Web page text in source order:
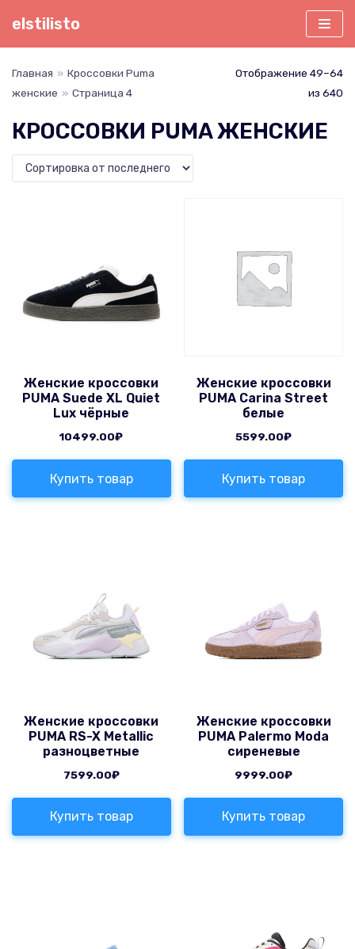
Перейти
elstilisto
Главная » Кроссовки Puma
женские » Страница 4
Отображение 49–64
из 640
КРОССОВКИ PUMA ЖЕНСКИЕ
Женские кроссовки
PUMA Suede XL Quiet
Lux чёрные
10499.00₽
Купить товар
Женские кроссовки
PUMA Carina Street
белые
5599.00₽
Купить товар
Женские кроссовки
PUMA RS-X Metallic
разноцветные
7599.00₽
Купить товар
Женские кроссовки
PUMA Palermo Moda
сиреневые
9999.00₽
Купить товар